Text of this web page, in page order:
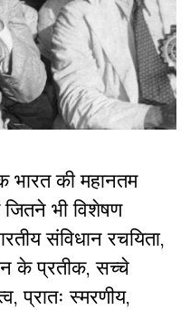
की महानतम
भी विशेषण
संविधान रचयिता,
के प्रतीक, सच्चे
प्रातः स्मरणीय,